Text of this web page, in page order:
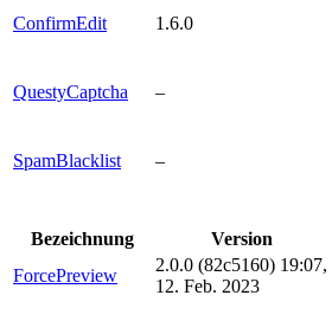
ConfirmEdit 1.6.0
QuestyCaptcha –
SpamBlacklist –
Bezeichnung
Version
ForcePreview
2.0.0 (82c5160) 19:07,
12. Feb. 2023